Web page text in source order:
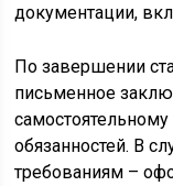
документации,
По завершении
письменное
обязанностей. В
требованиям –